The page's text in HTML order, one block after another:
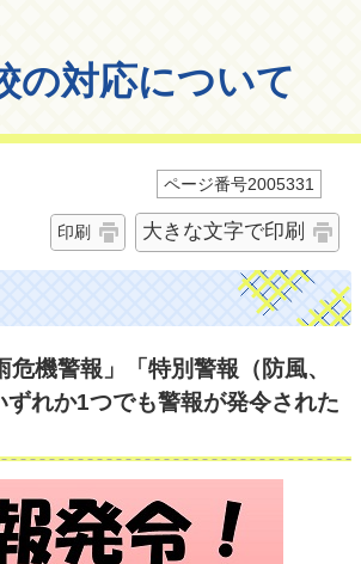
対応について
ページ番号2005331
印刷 大きな文字で印刷
機警報」「特別警報（防風、
れか1つでも警報が発令された